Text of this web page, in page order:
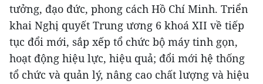
tưởng, đạo đức, phong cách Hồ Chí Minh. Triển
khai Nghị quyết Trung ương 6 khoá XII về tiếp
tục đổi mới, sắp xếp tổ chức bộ máy tinh gọn,
hoạt động hiệu lực, hiệu quả; đổi mới hệ thống
tổ chức và quản lý, nâng cao chất lượng và hiệu